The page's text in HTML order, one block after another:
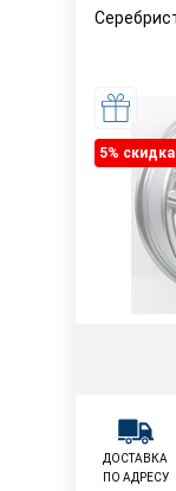
5% cкидка
ДОСТАВКА
ПО АДРЕСУ